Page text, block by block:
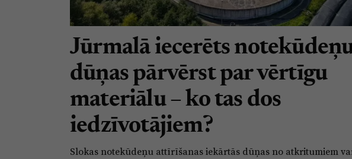
Jūrmalā iecerēts
dūņas pārvērst par vērtīgu
materiālu – ko tas dos
iedzīvotājiem?
Slokas notekūdeņu attīrīšanas iekārtās dūņas no atkritumiem